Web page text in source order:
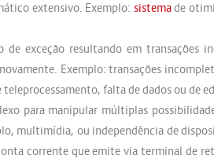
extensivo. Exemplo: sistemade
de exceção resultando em transações
Exemplo: transações
falta de dados ou de
para manipular múltiplas
multimídia, ou independência de
corrente que emite via terminal de